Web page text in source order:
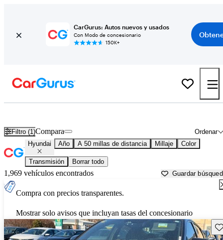
CarGurus: Autos nuevos y usados
Con Modo de concesionario
150K+
Filtro (1) Ordenar
Compara
Hyundai Año A 50 millas de distancia Millaje Color
Transmisión Borrar todo
1,969 vehículos encontrados Guardar
Compra con precios transparentes.
Mostrar solo avisos que incluyan tasas del concesionario